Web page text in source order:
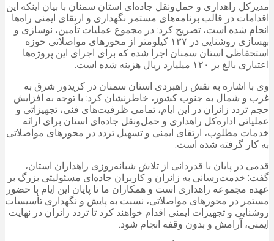
مدیرکل راهداری و حمل‌ونقل جاده‌ای استان سمنان با بیان اینکه این
اقدامات در قالب برنامه‌های مستمر نگهداری و ارتقای ایمنی راه‌ها
انجام شده است، تصریح کرد: در مجموع عملیات تأمین، نوسازی و
بهسازی روشنایی در ۱۳۷ کیلومتر از محورهای مواصلاتی حوزه
استحفاظی استان سمنان اجرا شده که برای اجرای این پروژه‌ها
اعتباری بالغ بر ۱۲۰ میلیارد ریال هزینه شده است.
وی با اشاره به نقش راهبردی استان سمنان در کریدور شرق به
غرب و شمال به جنوب کشور، خاطرنشان کرد: با توجه به افزایش
حجم تردد زائران در این ایام، تمامی ظرفیت‌های فنی، تجهیزاتی و
عملیاتی اداره‌کل راهداری و حمل‌ونقل جاده‌ای استان برای ارائه
خدمات مطلوب، ارتقای ایمنی و تسهیل تردد در محورهای مواصلاتی
به کار گرفته شده است.
قدمی در پایان با قدردانی از تلاش شبانه‌روزی راهداران استان،
گفت: خدمت‌رسانی به زائران و کاربران جاده‌ای مسئولیتی بزرگ بر
عهده مجموعه راهداری است و همکاران ما تا پایان این ایام با حضور
مستمر در محورهای مواصلاتی، نسبت به پایش و نگهداری تأسیسات
روشنایی و تجهیزات ایمنی اقدام خواهند کرد تا تردد زائران در نهایت
ایمنی، آرامش و بدون وقفه انجام شود.